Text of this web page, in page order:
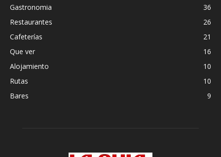
Gastronomia
36
Restaurantes
26
Cafeterías
21
Que ver
16
Alojamiento
10
Rutas
10
Bares
9